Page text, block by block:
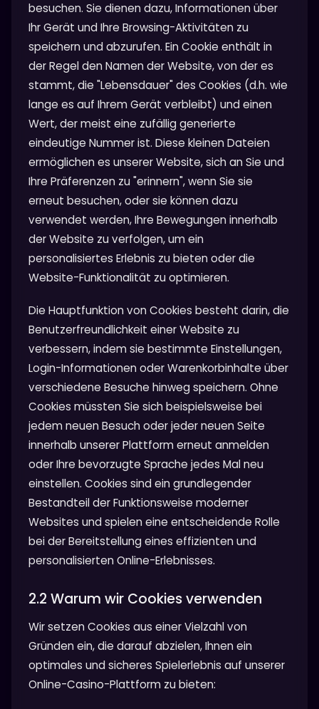
besuchen. Sie dienen dazu, Informationen über
Ihr Gerät und Ihre Browsing-Aktivitäten zu
speichern und abzurufen. Ein Cookie enthält in
der Regel den Namen der Website, von der es
stammt, die "Lebensdauer" des Cookies (d.h. wie
lange es auf Ihrem Gerät verbleibt) und einen
Wert, der meist eine zufällig generierte
eindeutige Nummer ist. Diese kleinen Dateien
ermöglichen es unserer Website, sich an Sie und
Ihre Präferenzen zu "erinnern", wenn Sie sie
erneut besuchen, oder sie können dazu
verwendet werden, Ihre Bewegungen innerhalb
der Website zu verfolgen, um ein
personalisiertes Erlebnis zu bieten oder die
Website-Funktionalität zu optimieren.
Die Hauptfunktion von Cookies besteht darin, die
Benutzerfreundlichkeit einer Website zu
verbessern, indem sie bestimmte Einstellungen,
Login-Informationen oder Warenkorbinhalte über
verschiedene Besuche hinweg speichern. Ohne
Cookies müssten Sie sich beispielsweise bei
jedem neuen Besuch oder jeder neuen Seite
innerhalb unserer Plattform erneut anmelden
oder Ihre bevorzugte Sprache jedes Mal neu
einstellen. Cookies sind ein grundlegender
Bestandteil der Funktionsweise moderner
Websites und spielen eine entscheidende Rolle
bei der Bereitstellung eines effizienten und
personalisierten Online-Erlebnisses.
2.2 Warum wir Cookies verwenden
Wir setzen Cookies aus einer Vielzahl von
Gründen ein, die darauf abzielen, Ihnen ein
optimales und sicheres Spielerlebnis auf unserer
Online-Casino-Plattform zu bieten: